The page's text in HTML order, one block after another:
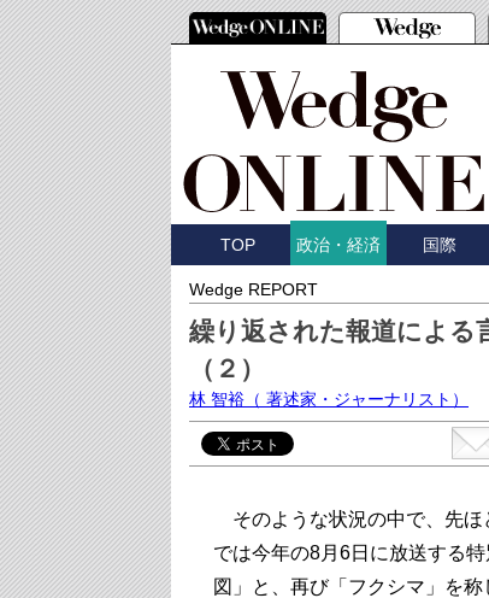
TOP 政治・経済 国際
Wedge REPORT
繰り返された報道による
（２）
林 智裕 （ 著述家・ジャーナリスト）
そのような状況の中で、先ほ
では今年の8月6日に放送する
図」と、再び「フクシマ」を